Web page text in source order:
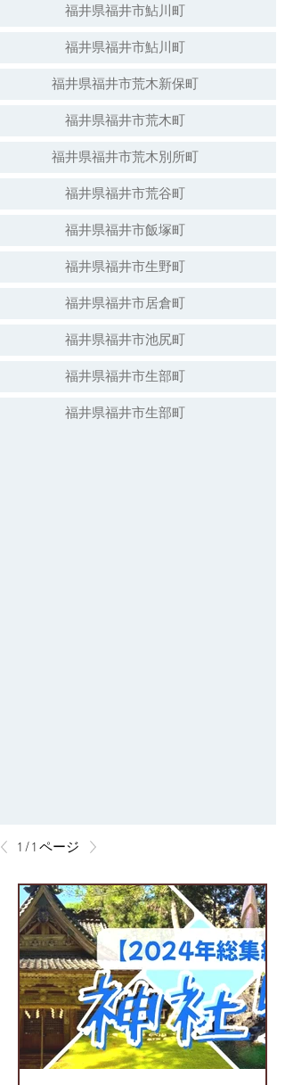
福井県福井市鮎川町
福井県福井市鮎川町
福井県福井市荒木新保町
福井県福井市荒木町
福井県福井市荒木別所町
福井県福井市荒谷町
福井県福井市飯塚町
福井県福井市生野町
福井県福井市居倉町
福井県福井市池尻町
福井県福井市生部町
福井県福井市生部町
1 / 1 ページ